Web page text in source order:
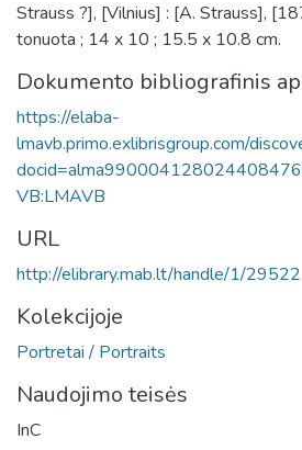
Strauss ?], [Vilnius] : [A. Strauss],
tonuota ; 14 x 10 ; 15.5 x 10.8 cm.
Dokumento bibliografinis
https://elaba-
lmavb.primo.exlibrisgroup.com/
VB:LMAVB
URL
http://elibrary.mab.lt/handle/1/29522
Kolekcijoje
Portretai / Portraits
Naudojimo teisės
InC